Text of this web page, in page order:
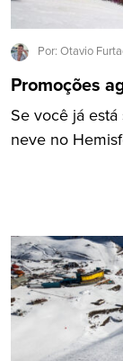
Por: Otavio
Promoções
Se você já
neve no